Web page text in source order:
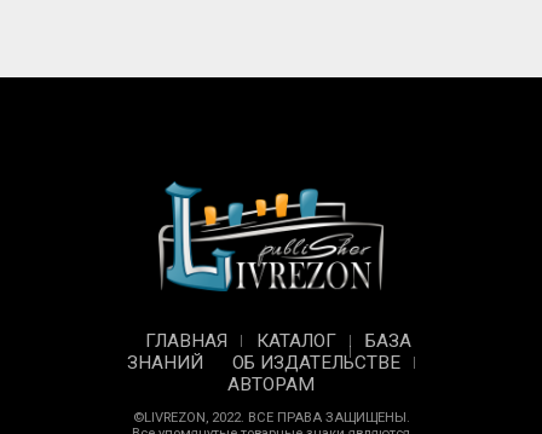
ГЛАВНАЯ КАТАЛОГ
БАЗА
ЗНАНИЙ
ОБ ИЗДАТЕЛЬСТВЕ
АВТОРАМ
©LIVREZON, 2022. ВСЕ ПРАВА ЗАЩИЩЕНЫ.